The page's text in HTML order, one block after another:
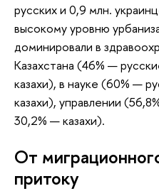
русских и 0,9 млн.
высокому уровню
доминировали в
Казахстана (46% —
казахи), в науке (60% —
казахи), управлении
30,2% — казахи).
От
притоку